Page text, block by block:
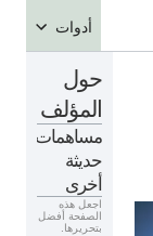
أدوات
حول
المؤلف
مساهمات
حديثة
أخرى
اجعل هذه
الصفحة أفضل
بتحريرها.